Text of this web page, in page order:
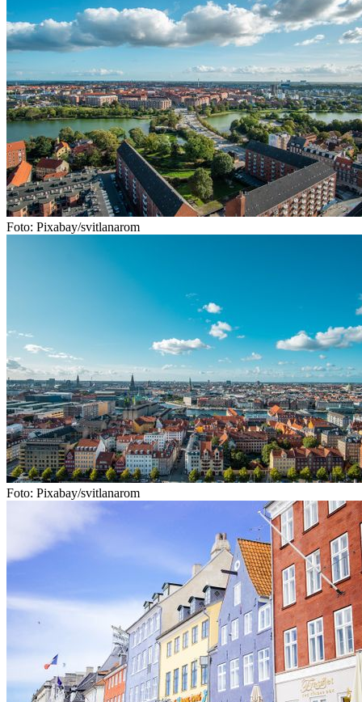
Foto: Pixabay/svitlanarom
Foto: Pixabay/svitlanarom